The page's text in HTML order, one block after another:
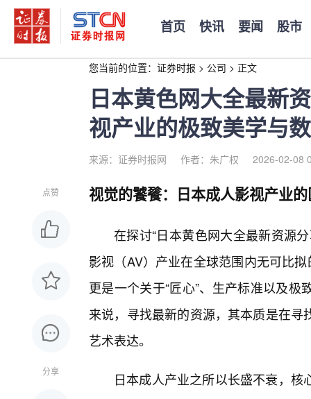
首页 快讯 要闻 股市
您当前的位置： 证券时报 > 公司 > 正文
日本黄色网大全最新
视产业的极致美学与
来源：证券时报网 作者：朱广权 2026-02-08
点赞
分享
视觉的饕餮：日本成人影视产业
在探讨“日本黄色网大全最新资源
影视（AV）产业在全球范围内无可比
更是一个关于“匠心”、生产标准以及
来说，寻找最新的资源，其本质是在
艺术表达。
日本成人产业之所以长盛不衰，